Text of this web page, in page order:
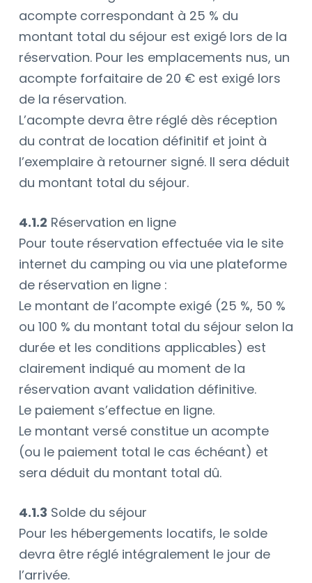
acompte correspondant à 25 % du
montant total du séjour est exigé lors de la
réservation. Pour les emplacements nus, un
acompte forfaitaire de 20 € est exigé lors
de la réservation.
L’acompte devra être réglé dès réception
du contrat de location définitif et joint à
l’exemplaire à retourner signé. Il sera déduit
du montant total du séjour.
4.1.2 Réservation en ligne
Pour toute réservation effectuée via le site
internet du camping ou via une plateforme
de réservation en ligne :
Le montant de l’acompte exigé (25 %, 50 %
ou 100 % du montant total du séjour selon la
durée et les conditions applicables) est
clairement indiqué au moment de la
réservation avant validation définitive.
Le paiement s’effectue en ligne.
Le montant versé constitue un acompte
(ou le paiement total le cas échéant) et
sera déduit du montant total dû.
4.1.3 Solde du séjour
Pour les hébergements locatifs, le solde
devra être réglé intégralement le jour de
l’arrivée.